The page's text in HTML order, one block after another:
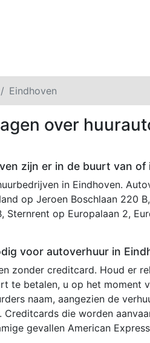
Eindhoven
over
zijn er in de buurt van of
in Eindhoven.
op Jeroen Boschlaan 220
Sternrent op Europalaan 2,
voor autoverhuur in
zonder creditcard. Houd er
te betalen, u op het moment
naam, aangezien de
Creditcards die worden
gevallen American